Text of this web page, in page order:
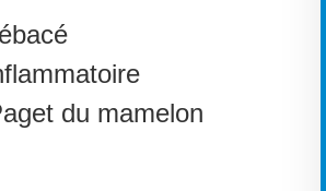
du mamelon